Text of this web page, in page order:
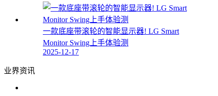
一款底座带滚轮的智能显示器! LG Smart
Monitor Swing上手体验测
2025-12-17
业界资讯